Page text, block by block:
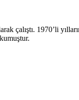
çalıştı. 1970’li